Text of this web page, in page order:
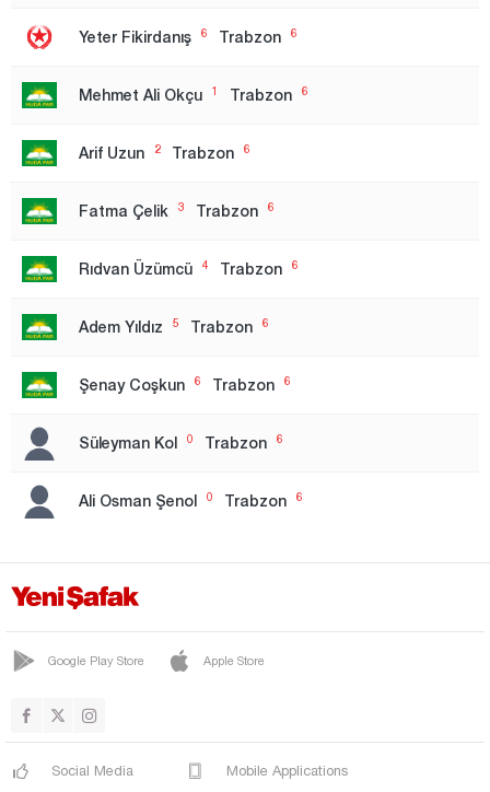
Konya
Malatya
Manisa
Mersin
Muğla
Nevşehir
Niğde
Osmaniye
Rize
Sakarya
Samsun
Siirt
Şanlıurfa
Yeter Fikirdanış 6 Trabzon 6
Mehmet Ali Okçu 1 Trabzon 6
Arif Uzun 2 Trabzon 6
Fatma Çelik 3 Trabzon 6
Rıdvan Üzümcü 4 Trabzon 6
Adem Yıldız 5 Trabzon 6
Şenay Coşkun 6 Trabzon 6
Süleyman Kol 0 Trabzon 6
Ali Osman Şenol 0 Trabzon 6
Google Play Store Apple Store
Social Media Mobile Applications